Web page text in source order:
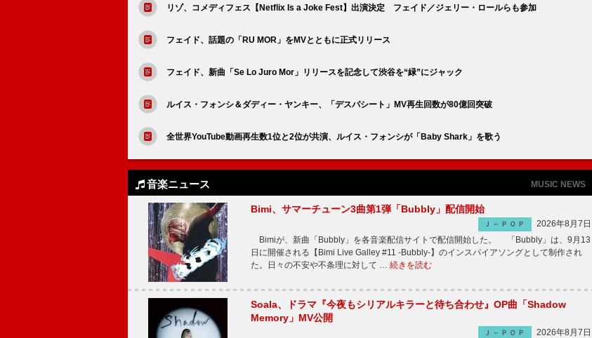
リゾ、コメディフェス【Netflix Is a Joke Fest】出演決定 フェイド／ジェリー・ロールらも参加
フェイド、話題の「RU MOR」をMVとともに正式リリース
フェイド、新曲「Se Lo Juro Mor」リリースを記念して渋谷を“緑”にジャック
ルイス・フォンシ＆ダディー・ヤンキー、「デスパシート」MV再生回数が80億回突破
全世界YouTube動画再生数1位と2位が共演、ルイス・フォンシが「Baby Shark」を歌う
音楽ニュース MUSIC NEWS
Bimi、サマーチューン3曲第1弾「Bubbly」配信開始
Ｊ－ＰＯＰ
2026年8月7日
Bimiが、新曲「Bubbly」を各音楽配信サイトで配信開始した。 「Bubbly」は、9月13
日に開催される【Bimi Live Galley #11 -Bubbly-】のインスパイアソングとして制作され
た。日々の不安や不条理に対して … 続きを読む
Soala、ドラマ『今夜もシリアルキラーと待ち合わせ』OP曲「Shadow
Memory」MV公開
Ｊ－ＰＯＰ
2026年8月7日